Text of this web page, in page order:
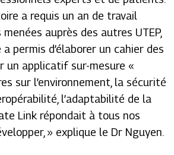
a requis un an de travail
auprès des autres UTEP,
a permis d’élaborer un cahier des
un applicatif sur-mesure «
sur l’environnement, la sécurité
l’adaptabilité de la
Link répondait à tous nos
» explique le Dr Nguyen.